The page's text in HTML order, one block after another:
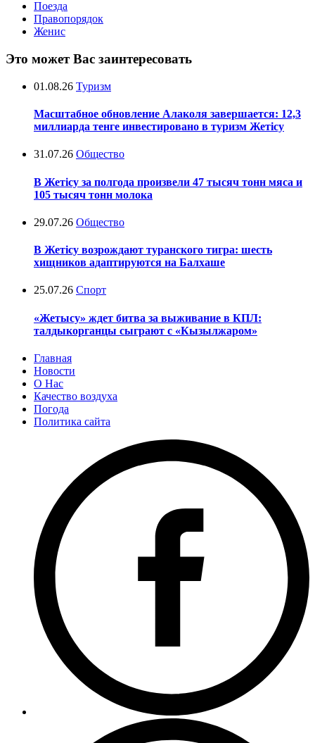
Поезда
Правопорядок
Женис
Это может Вас заинтересовать
01.08.26 Туризм
Масштабное обновление Алаколя завершается: 12,3
миллиарда тенге инвестировано в туризм Жетісу
31.07.26 Общество
В Жетісу за полгода произвели 47 тысяч тонн мяса и
105 тысяч тонн молока
29.07.26 Общество
В Жетісу возрождают туранского тигра: шесть
хищников адаптируются на Балхаше
25.07.26 Спорт
«Жетысу» ждет битва за выживание в КПЛ:
талдыкорганцы сыграют с «Кызылжаром»
Главная
Новости
О Нас
Качество воздуха
Погода
Политика сайта